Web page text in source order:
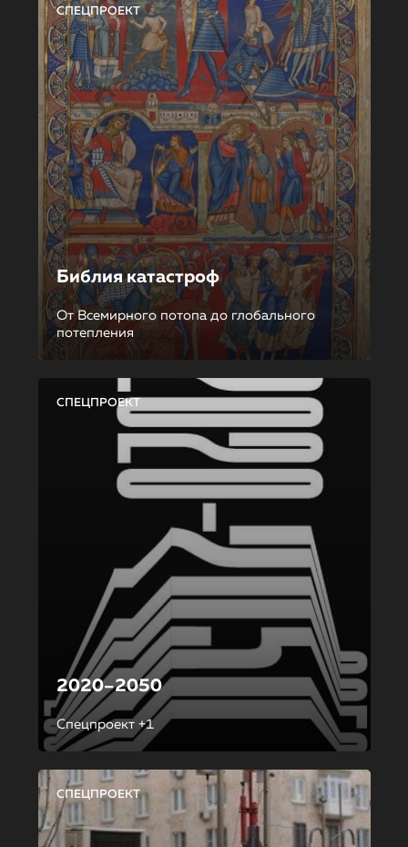
СПЕЦПРОЕКТ
Библия катастроф
От Всемирного потопа до глобального
потепления
СПЕЦПРОЕКТ
2020–2050
Спецпроект +1
СПЕЦПРОЕКТ